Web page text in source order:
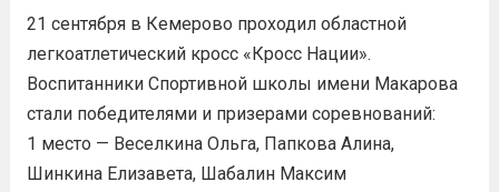
21 сентября в Кемерово проходил областной
легкоатлетический кросс «Кросс Нации».
Воспитанники Спортивной школы имени Макарова
стали победителями и призерами соревнований:
1 место — Веселкина Ольга, Папкова Алина,
Шинкина Елизавета, Шабалин Максим